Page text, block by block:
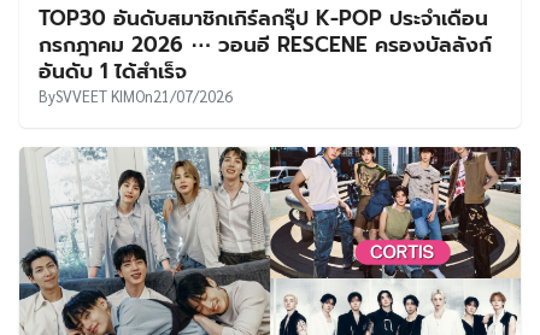
TOP30 อันดับสมาชิกเกิร์ลกรุ๊ป K-POP ประจำเดือน
กรกฎาคม 2026 ⋯ วอนอี RESCENE ครองบัลลังก์
อันดับ 1 ได้สำเร็จ
BySVVEET KIMOn21/07/2026